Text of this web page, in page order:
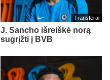
Transferai
J. Sancho išreiškė norą
sugrįžti į BVB